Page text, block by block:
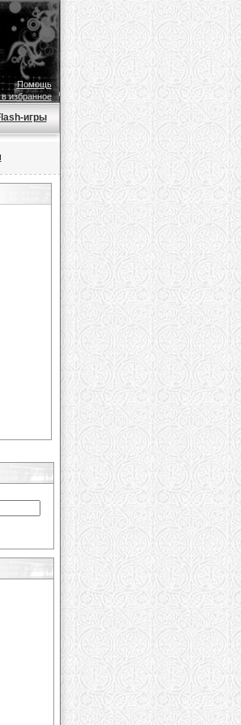
Помощь
избранное
игры